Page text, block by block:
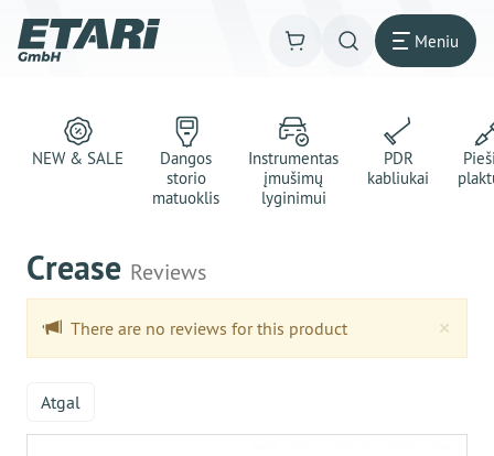
Meniu
NEW & SALE
Dangos
storio
matuoklis
Instrumentas
įmušimų
lyginimui
PDR
kabliukai
Crease Reviews
×
There are no reviews for this product
Atgal